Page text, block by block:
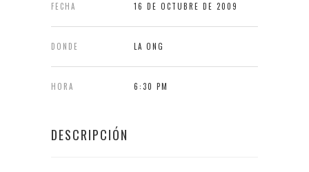
FECHA 16 DE OCTUBRE DE 2009
DONDE LA ONG
HORA 6:30 PM
DESCRIPCIÓN